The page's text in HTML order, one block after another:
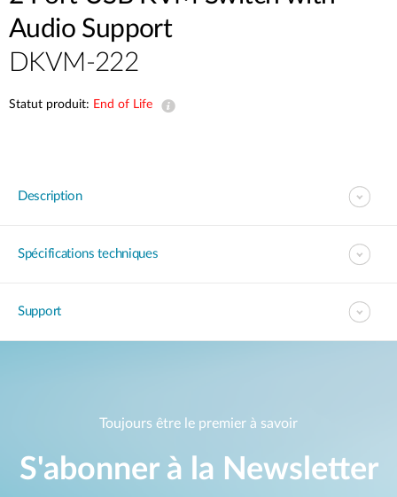
Audio Support
DKVM-222
Statut produit: End of Life
Description
Spécifications techniques
Support
Toujours être le premier à savoir
S'abonner à la Newsletter